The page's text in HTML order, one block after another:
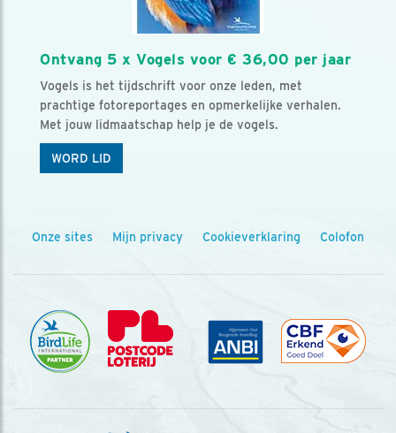
Ontvang 5 x Vogels voor € 36,00 per jaar
Vogels is het tijdschrift voor onze leden, met
prachtige fotoreportages en opmerkelijke verhalen.
Met jouw lidmaatschap help je de vogels.
WORD LID
Onze sites Mijn privacy Cookieverklaring Colofon